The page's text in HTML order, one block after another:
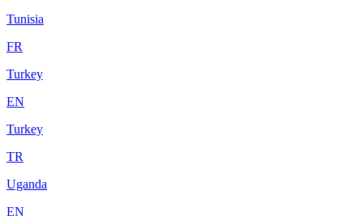
Tunisia
FR
Turkey
EN
Turkey
TR
Uganda
EN